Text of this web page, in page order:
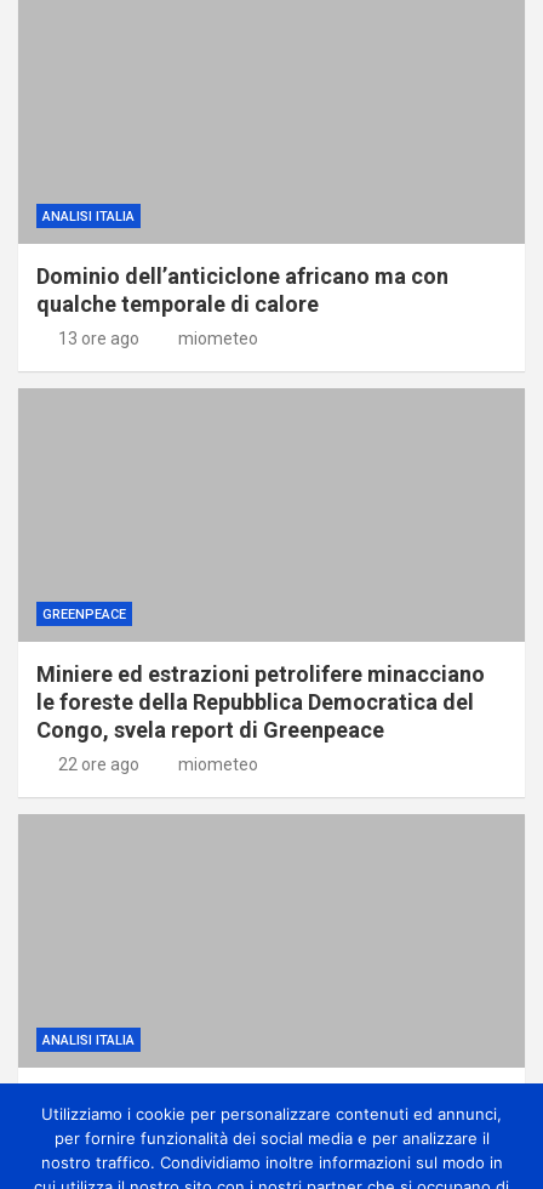
ANALISI ITALIA
Dominio dell’anticiclone africano ma con
qualche temporale di calore
13 ore ago miometeo
GREENPEACE
Miniere ed estrazioni petrolifere minacciano
le foreste della Repubblica Democratica del
Congo, svela report di Greenpeace
22 ore ago miometeo
ANALISI ITALIA
temporale di calore sui monti
2 giorni ago miometeo
Utilizziamo i cookie per personalizzare contenuti ed annunci,
per fornire funzionalità dei social media e per analizzare il
nostro traffico. Condividiamo inoltre informazioni sul modo in